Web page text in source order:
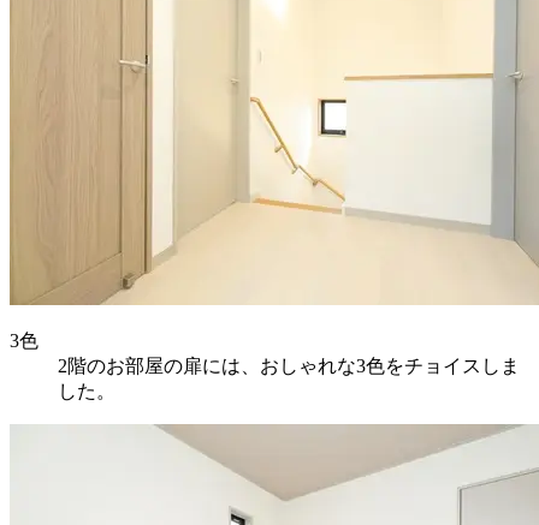
3色
2階のお部屋の扉には、おしゃれな3色をチョイスしま
した。